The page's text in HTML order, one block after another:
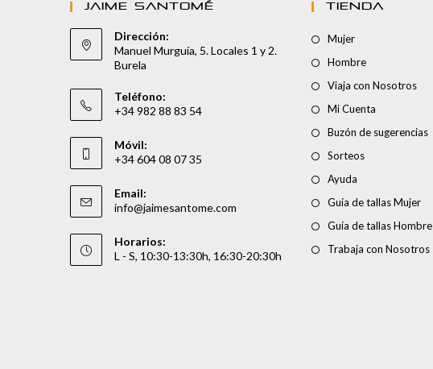
JAIME SANTOMÉ
Dirección:
Manuel Murguía, 5. Locales 1 y 2.
Burela
Teléfono:
+34 982 88 83 54
Móvil:
+34 604 08 07 35
Email:
info@jaimesantome.com
Horarios:
L - S, 10:30-13:30h, 16:30-20:30h
TIENDA
Mujer
Hombre
Viaja con Nosotros
Mi Cuenta
Buzón de sugerencias
Sorteos
Ayuda
Guía de tallas Mujer
Guía de tallas Hombre
Trabaja con Nosotros